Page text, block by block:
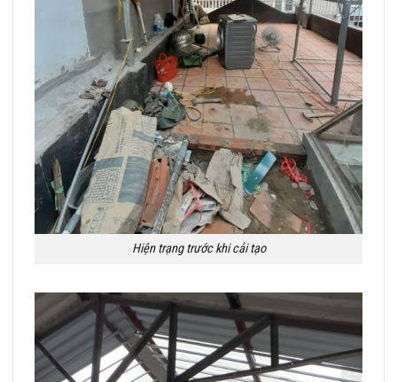
Hiện trạng trước khi cải tạo